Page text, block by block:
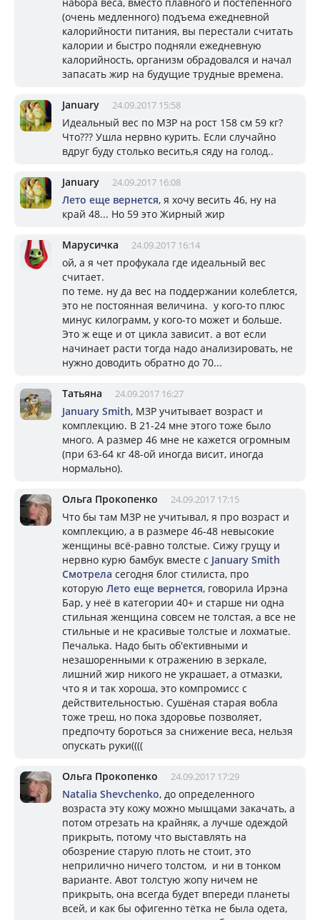
(очень медленного) подъема ежедневной
калорийности питания, вы перестали считать
калории и быстро подняли ежедневную
калорийность, организм обрадовался и начал
запасать жир на будущие трудные времена.
January 24.09.2017 15:58
Идеальный вес по МЗР на рост 158 см 59 кг?
Что??? Ушла нервно курить. Если случайно
вдруг буду столько весить,я сяду на голод..
January 24.09.2017 16:08
Лето еще вернется, я хочу весить 46, ну на
край 48... Но 59 это Жирный жир
Марусичка 24.09.2017 16:14
ой, а я чет профукала где идеальный вес
считает.
по теме. ну да вес на поддержании колеблется,
это не постоянная величина. у кого-то плюс
минус килограмм, у кого-то может и больше.
Это ж еще и от цикла зависит. а вот если
начинает расти тогда надо анализировать, не
нужно доводить обратно до 70...
Татьяна 24.09.2017 16:27
January Smith, МЗР учитывает возраст и
комплекцию. В 21-24 мне этого тоже было
много. А размер 46 мне не кажется огромным
(при 63-64 кг 48-ой иногда висит, иногда
нормально).
Ольга Прокопенко 24.09.2017 17:15
Что бы там МЗР не учитывал, я про возраст и
комплекцию, а в размере 46-48 невысокие
женщины всё-равно толстые. Сижу грущу и
нервно курю бамбук вместе с January Smith
Смотрела сегодня блог стилиста, про
которую Лето еще вернется, говорила Ирэна
Бар, у неё в категории 40+ и старше ни одна
стильная женщина совсем не толстая, а все не
стильные и не красивые толстые и лохматые.
Печалька. Надо быть об'ективными и
незашоренными к отражению в зеркале,
лишний жир никого не украшает, а отмазки,
что я и так хороша, это компромисс с
действительностью. Сушёная старая вобла
тоже треш, но пока здоровье позволяет,
предпочту бороться за снижение веса, нельзя
опускать руки((((
Ольга Прокопенко 24.09.2017 17:29
Natalia Shevchenko, до определенного
возраста эту кожу можно мышцами закачать, а
потом отрезать на крайняк, а лучше одеждой
прикрыть, потому что выставлять на
обозрение старую плоть не стоит, это
неприлично ничего толстом, и ни в тонком
варианте. Авот толстую жопу ничем не
прикрыть, она всегда будет впереди планеты
всей, и как бы офигенно тётка не была одета,